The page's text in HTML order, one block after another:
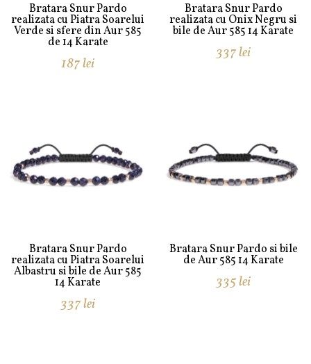
Bratara Snur Pardo
realizata cu Piatra Soarelui
Verde si sfere din Aur 585
de 14 Karate
187lei
Bratara Snur Pardo
realizata cu Onix Negru si
bile de Aur 585 14 Karate
337lei
Bratara Snur Pardo
realizata cu Piatra Soarelui
Albastru si bile de Aur 585
14 Karate
337lei
Bratara Snur Pardo si bile
de Aur 585 14 Karate
335lei